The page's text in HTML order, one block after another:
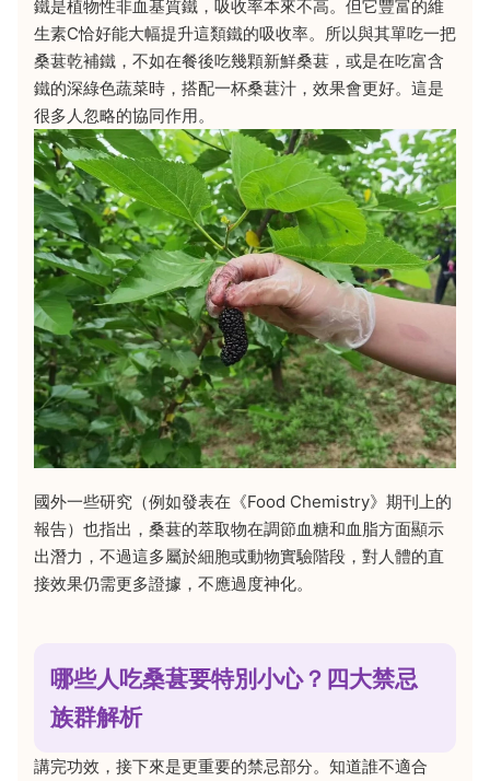
鐵是植物性非血基質鐵，吸收率本來不高。但它豐富的維
生素C恰好能大幅提升這類鐵的吸收率。所以與其單吃一把
桑葚乾補鐵，不如在餐後吃幾顆新鮮桑葚，或是在吃富含
鐵的深綠色蔬菜時，搭配一杯桑葚汁，效果會更好。這是
很多人忽略的協同作用。
國外一些研究（例如發表在《Food Chemistry》期刊上的
報告）也指出，桑葚的萃取物在調節血糖和血脂方面顯示
出潛力，不過這多屬於細胞或動物實驗階段，對人體的直
接效果仍需更多證據，不應過度神化。
哪些人吃桑葚要特別小心？四大禁忌
族群解析
講完功效，接下來是更重要的禁忌部分。知道誰不適合